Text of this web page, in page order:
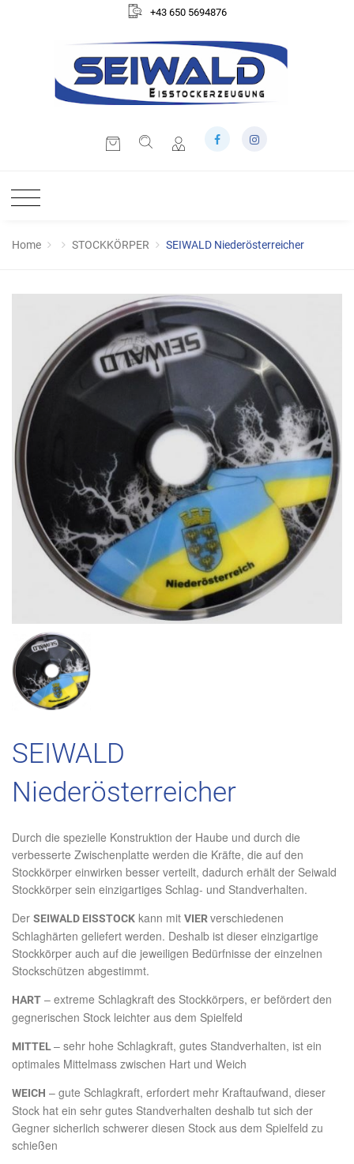
+43 650 5694876
Home STOCKKÖRPER SEIWALD Niederösterreicher
SEIWALD
Niederösterreicher
Durch die spezielle Konstruktion der Haube und durch die
verbesserte Zwischenplatte werden die Kräfte, die auf den
Stockkörper einwirken besser verteilt, dadurch erhält der Seiwald
Stockkörper sein einzigartiges Schlag- und Standverhalten.
Der SEIWALD EISSTOCK kann mit VIERverschiedenen
Schlaghärten geliefert werden. Deshalb ist dieser einzigartige
Stockkörper auch auf die jeweiligen Bedürfnisse der einzelnen
Stockschützen abgestimmt.
HART – extreme Schlagkraft des Stockkörpers, er befördert den
gegnerischen Stock leichter aus dem Spielfeld
MITTEL– sehr hohe Schlagkraft, gutes Standverhalten, ist ein
optimales Mittelmass zwischen Hart und Weich
WEICH – gute Schlagkraft, erfordert mehr Kraftaufwand, dieser
Stock hat ein sehr gutes Standverhalten deshalb tut sich der
Gegner sicherlich schwerer diesen Stock aus dem Spielfeld zu
schießen